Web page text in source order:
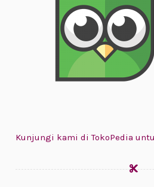
Kunjungi kami di TokoPedia